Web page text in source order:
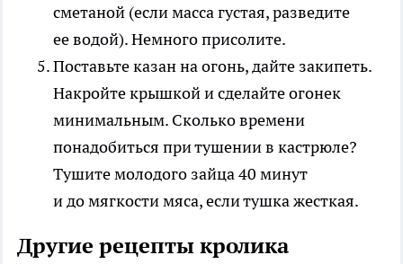
сметаной (если масса густая, разведите
ее водой). Немного присолите.
Поставьте казан на огонь, дайте закипеть.
Накройте крышкой и сделайте огонек
минимальным. Сколько времени
понадобиться при тушении в кастрюле?
Тушите молодого зайца 40 минут
и до мягкости мяса, если тушка жесткая.
Другие рецепты кролика